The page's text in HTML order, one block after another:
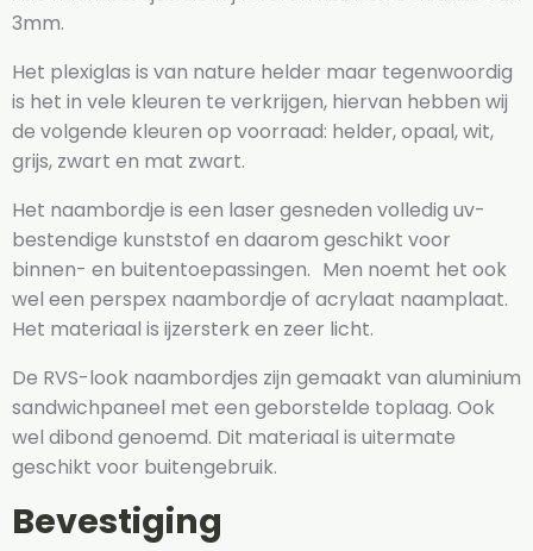
3mm.
Het plexiglas is van nature helder maar tegenwoordig
is het in vele kleuren te verkrijgen, hiervan hebben wij
de volgende kleuren op voorraad: helder, opaal, wit,
grijs, zwart en mat zwart.
Het naambordje is een laser gesneden volledig uv-
bestendige kunststof en daarom geschikt voor
binnen- en buitentoepassingen. Men noemt het ook
wel een perspex naambordje of acrylaat naamplaat.
Het materiaal is ijzersterk en zeer licht.
De RVS-look naambordjes zijn gemaakt van aluminium
sandwichpaneel met een geborstelde toplaag. Ook
wel dibond genoemd. Dit materiaal is uitermate
geschikt voor buitengebruik.
Bevestiging